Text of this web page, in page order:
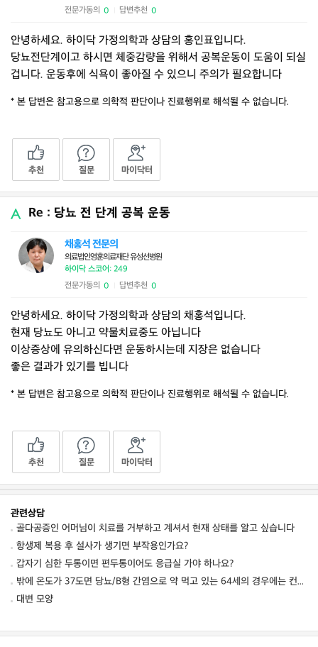
전문가동의 0 답변추천 0
안녕하세요. 하이닥 가정의학과 상담의 홍인표입니다.
당뇨전단계이고 하시면 체중감량을 위해서 공복운동이 도움이 되실
겁니다. 운동후에 식욕이 좋아질 수 있으니 주의가 필요합니다
* 본 답변은 참고용으로 의학적 판단이나 진료행위로 해석될 수 없습니다.
추천 질문 마이닥터
Re : 당뇨 전 단계 공복 운동
채홍석 전문의
의료법인영훈의료재단 유성선병원
하이닥 스코어: 249
전문가동의 0 답변추천 0
안녕하세요. 하이닥 가정의학과 상담의 채홍석입니다.
현재 당뇨도 아니고 약물치료중도 아닙니다
이상증상에 유의하신다면 운동하시는데 지장은 없습니다
좋은 결과가 있기를 빕니다
* 본 답변은 참고용으로 의학적 판단이나 진료행위로 해석될 수 없습니다.
추천 질문 마이닥터
관련상담
골다공증인 어머님이 치료를 거부하고 계셔서 현재 상태를 알고 싶습니다
항생제 복용 후 설사가 생기면 부작용인가요?
갑자기 심한 두통이면 편두통이어도 응급실 가야 하나요?
밖에 온도가 37도면 당뇨/B형 간염으로 약 먹고 있는 64세의 경우에는 컨디션 저하를 동
대변 모양